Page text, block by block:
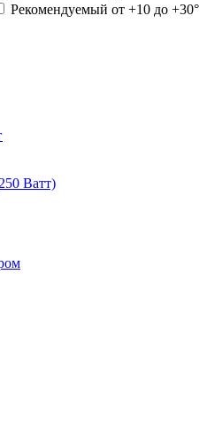
Рекомендуемый от +10 до +30°
Ватт)